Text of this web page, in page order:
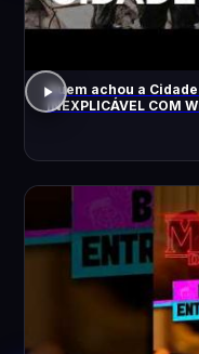
Quem achou a
INEXPLICÁVEL COM